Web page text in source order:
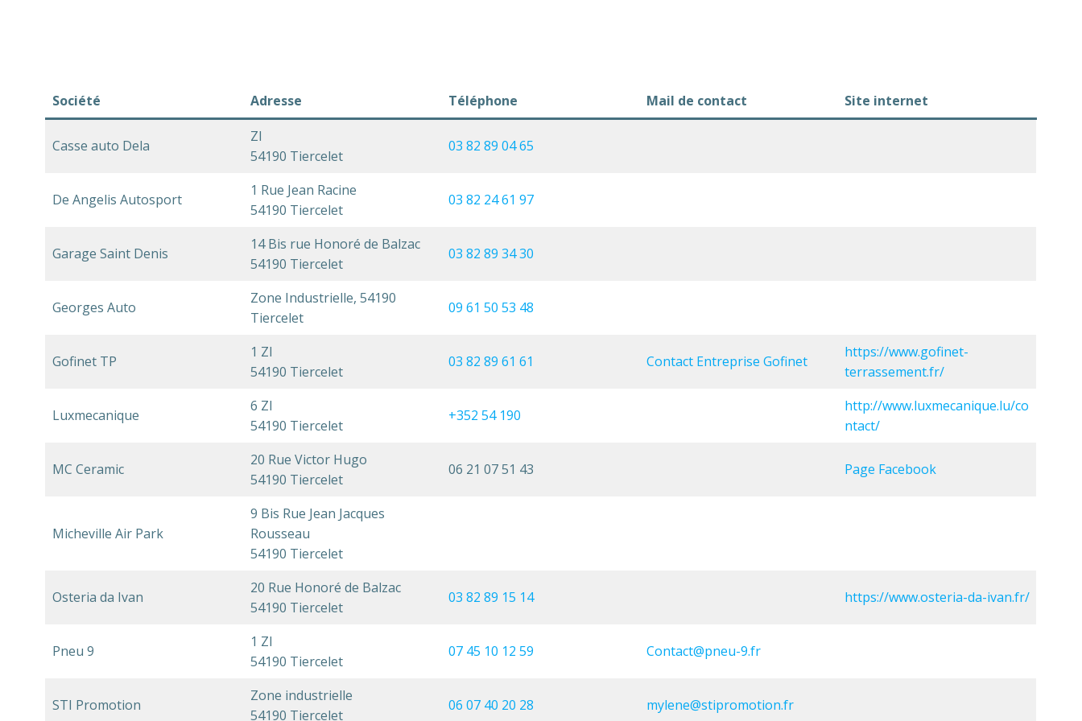
Société Adresse Téléphone Mail de contact Site internet
Casse auto Dela
ZI
54190 Tiercelet
03 82 89 04 65
De Angelis Autosport
1 Rue Jean Racine
54190 Tiercelet
03 82 24 61 97
Garage Saint Denis
14 Bis rue Honoré de Balzac
54190 Tiercelet
03 82 89 34 30
Georges Auto
Zone Industrielle, 54190
Tiercelet
09 61 50 53 48
Gofinet TP
1 ZI
54190 Tiercelet
03 82 89 61 61 Contact Entreprise Gofinet
https://www.gofinet-
terrassement.fr/
Luxmecanique
6 ZI
54190 Tiercelet
+352 54 190
http://www.luxmecanique.lu/co
ntact/
MC Ceramic
20 Rue Victor Hugo
54190 Tiercelet
06 21 07 51 43 Page Facebook
Micheville Air Park
9 Bis Rue Jean Jacques
Rousseau
54190 Tiercelet
Osteria da Ivan
20 Rue Honoré de Balzac
54190 Tiercelet
03 82 89 15 14 https://www.osteria-da-ivan.fr/
Pneu 9
1 ZI
54190 Tiercelet
07 45 10 12 59 Contact@pneu-9.fr
STI Promotion
Zone industrielle
54190 Tiercelet
06 07 40 20 28 mylene@stipromotion.fr